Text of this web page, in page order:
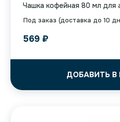
Под заказ (доставка до 10
Чашка кофейная 80 мл для
569 ₽
ДОБАВИТЬ В